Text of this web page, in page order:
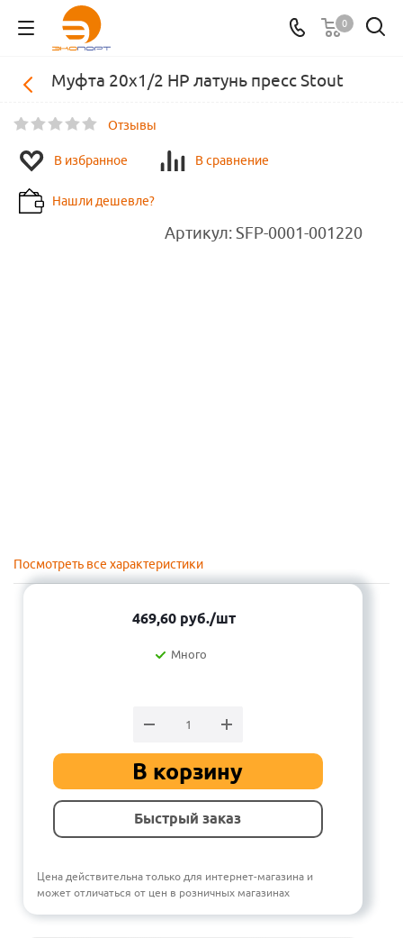
0
Муфта 20х1/2 НР латунь пресс Stout
Отзывы
В избранное В сравнение
Нашли дешевле?
Артикул: SFP-0001-001220
Посмотреть все характеристики
469,60 руб./шт
Много
В корзину
Быстрый заказ
Цена действительна только для интернет-магазина и
может отличаться от цен в розничных магазинах